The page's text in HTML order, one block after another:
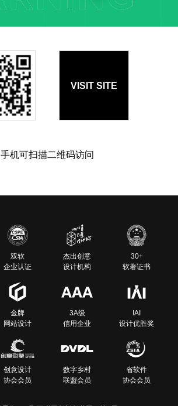
VISIT SITE
手机可扫描二维码访问
双软
企业认证
杰出创意
设计机构
30+
软著证书
金牌
网站设计
3A级
信用企业
IAI
设计优胜奖
创意设计
协会会员
数字乡村
联盟会员
省软件
协会会员